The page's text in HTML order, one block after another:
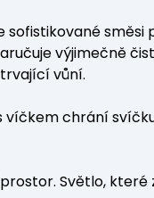
sofistikované
výjimečně
vůní.
víčkem chrání
Světlo, které